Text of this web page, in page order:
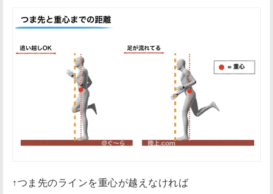
↑つま先のラインを重心が越えなければ